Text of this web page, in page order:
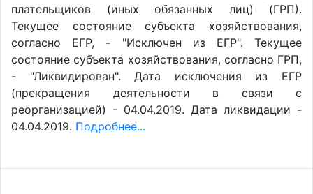
плательщиков (иных обязанных лиц) (ГРП).
Текущее состояние субъекта хозяйствования,
согласно ЕГР, - "Исключен из ЕГР". Текущее
состояние субъекта хозяйствования, согласно ГРП,
- "Ликвидирован". Дата исключения из ЕГР
(прекращения деятельности в связи с
реорганизацией) - 04.04.2019. Дата ликвидации -
04.04.2019. Подробнее...